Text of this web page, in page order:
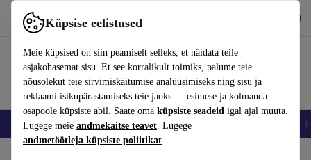
Küpsise eelistused
Meie küpsised on siin peamiselt selleks, et näidata teile
asjakohasemat sisu. Et see korralikult toimiks, palume teie
nõusolekut teie sirvimiskäitumise analüüsimiseks ning sisu ja
reklaami isikupärastamiseks teie jaoks — esimese ja kolmanda
osapoole küpsiste abil. Saate oma küpsiste seadeid igal ajal muuta.
Lugege meie andmekaitse teavet. Lugege
andmetöötleja küpsiste poliitikat
Kasuta rakendust refurbed kiirelt ja lihtsalt
Nutitelefoni Sülearvutid Tahvelarvutid Nutikellad